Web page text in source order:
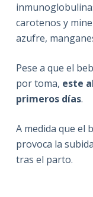
carotenos y
azufre,
Pese a que el
por toma, este
primeros días.
A medida que el
provoca la
tras el parto.